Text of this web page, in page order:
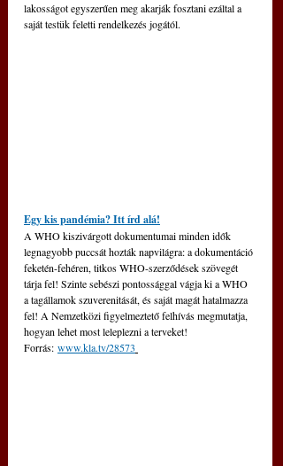
lakosságot egyszerűen meg akarják fosztani ezáltal a
saját testük feletti rendelkezés jogától.
Egy kis pandémia? Itt írd alá!
A WHO kiszivárgott dokumentumai minden idők
legnagyobb puccsát hozták napvilágra: a dokumentáció
feketén-fehéren, titkos WHO-szerződések szövegét
tárja fel! Szinte sebészi pontossággal vágja ki a WHO
a tagállamok szuverenitását, és saját magát hatalmazza
fel! A Nemzetközi figyelmeztető felhívás megmutatja,
hogyan lehet most leleplezni a terveket!
Forrás: www.kla.tv/28573